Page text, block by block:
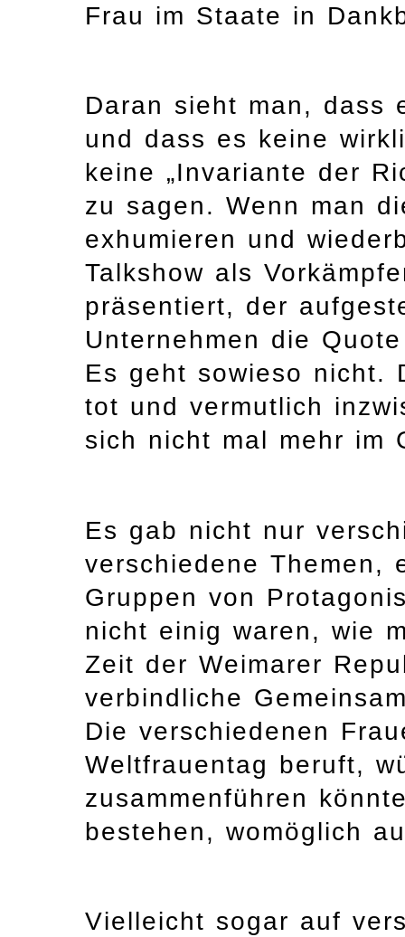
Frau im Staate in
Daran sieht man, dass
und dass es keine
keine „Invariante der
zu sagen. Wenn man
exhumieren und
Talkshow als
präsentiert, der
Unternehmen die
Es geht sowieso nicht.
tot und vermutlich
sich nicht mal mehr im
Es gab nicht nur
verschiedene Themen,
Gruppen von
nicht einig waren, wie
Zeit der Weimarer
verbindliche
Die verschiedenen
Weltfrauentag beruft,
zusammenführen
bestehen, womöglich
Vielleicht sogar auf